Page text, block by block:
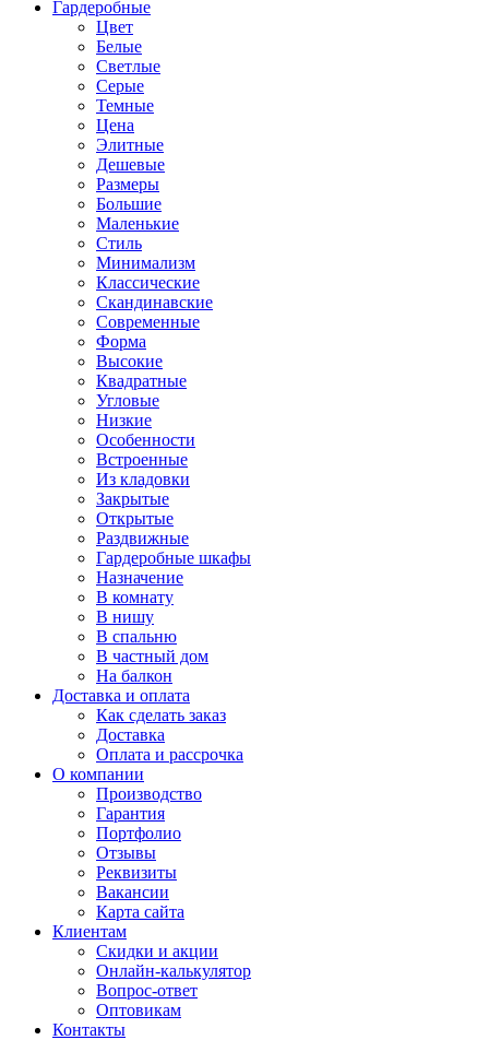
Гардеробные
Цвет
Белые
Светлые
Серые
Темные
Цена
Элитные
Дешевые
Размеры
Большие
Маленькие
Стиль
Минимализм
Классические
Скандинавские
Современные
Форма
Высокие
Квадратные
Угловые
Низкие
Особенности
Встроенные
Из кладовки
Закрытые
Открытые
Раздвижные
Гардеробные шкафы
Назначение
В комнату
В нишу
В спальню
В частный дом
На балкон
Доставка и оплата
Как сделать заказ
Доставка
Оплата и рассрочка
О компании
Производство
Гарантия
Портфолио
Отзывы
Реквизиты
Вакансии
Карта сайта
Клиентам
Скидки и акции
Онлайн-калькулятор
Вопрос-ответ
Оптовикам
Контакты